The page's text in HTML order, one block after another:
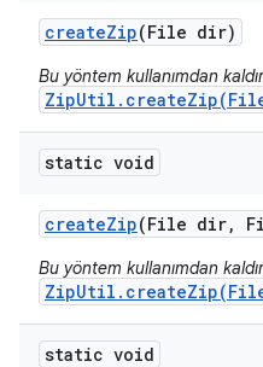
createZip(File dir)
Bu yöntem kullanımdan
static void
createZip(File dir,
Bu yöntem kullanımdan
static void